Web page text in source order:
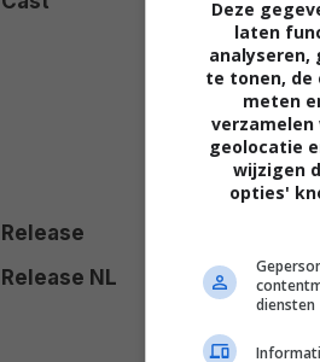
Dussollier
Corentin
Descamps
Ferracci,
Marcourt
Debaets.
Release
Release NL
Deze
laten
analyseren,
te tonen,
meten
verzamelen
geolocatie
wijzigen
opties'
diensten